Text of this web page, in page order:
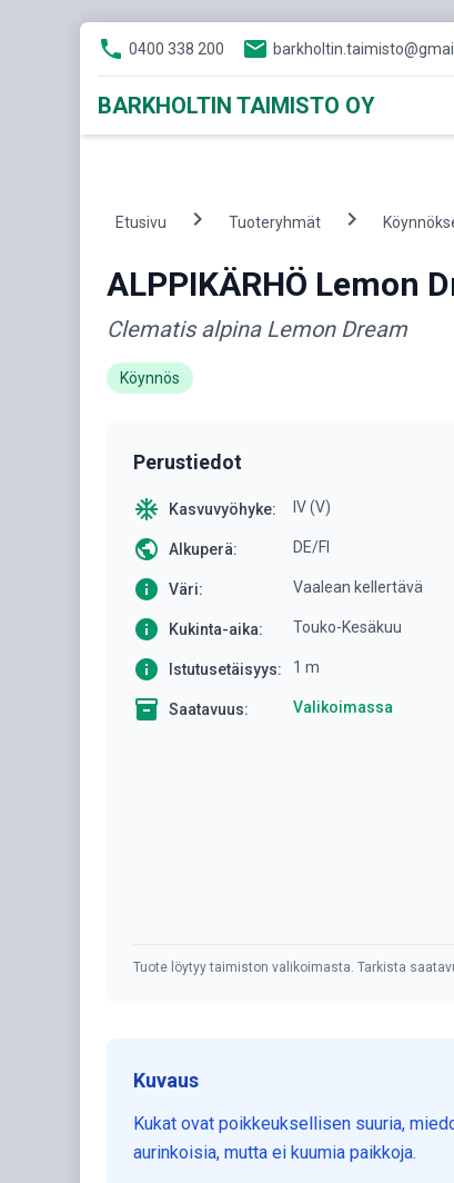
phone 0400 338 200 email
BARKHOLTIN TAIMISTO OY
Etusivu chevron_right Tuoteryhmät chevron_right
ALPPIKÄRHÖ Lemon
Clematis alpina Lemon Dream
Köynnös
Perustiedot
ac_unit Kasvuvyöhyke: IV (V)
public Alkuperä: DE/FI
info Väri: Vaalean kellertävä
info Kukinta-aika: Touko-Kesäkuu
info Istutusetäisyys: 1 m
inventory Saatavuus: Valikoimassa
Tuote löytyy taimiston valikoimasta. Tarkista
Kuvaus
Kukat ovat poikkeuksellisen suuria,
aurinkoisia, mutta ei kuumia paikkoja.